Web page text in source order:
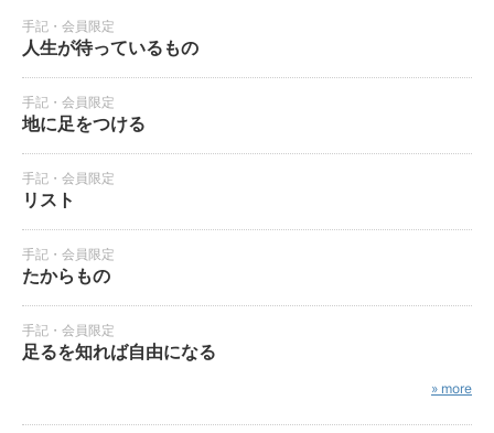
手記・会員限定
人生が待っているもの
手記・会員限定
地に足をつける
手記・会員限定
リスト
手記・会員限定
たからもの
手記・会員限定
足るを知れば自由になる
» more